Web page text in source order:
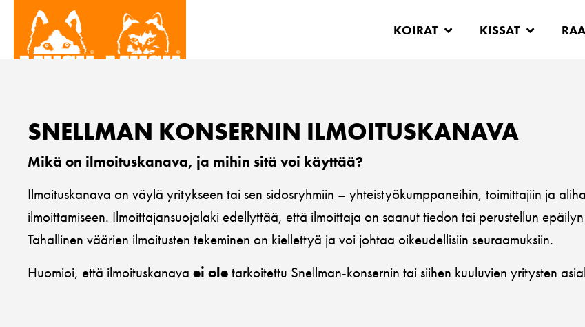
KOIRAT KISSAT
SNELLMAN KONSERNIN ILMOITUSKANAVA
Mikä on ilmoituskanava, ja mihin sitä voi käyttää?
Ilmoituskanava on väylä yritykseen tai sen sidosryhmiin – yhteistyökumppaneihin, toimittajiin ja
ilmoittamiseen. Ilmoittajansuojalaki edellyttää, että ilmoittaja on saanut tiedon tai perustellun
Tahallinen väärien ilmoitusten tekeminen on kiellettyä ja voi johtaa oikeudellisiin seuraamuksiin.
Huomioi, että ilmoituskanava ei oletarkoitettu Snellman-konsernin tai siihen kuuluvien yritysten